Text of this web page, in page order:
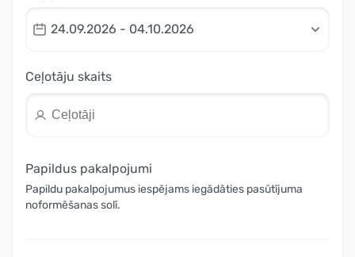
24.09.2026 - 04.10.2026
Ceļotāju skaits
Papildus pakalpojumi
Papildu pakalpojumus iespējams iegādāties pasūtījuma
noformēšanas solī.